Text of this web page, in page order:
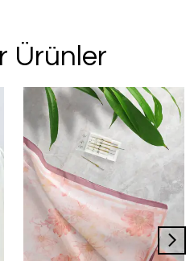
Ürünler